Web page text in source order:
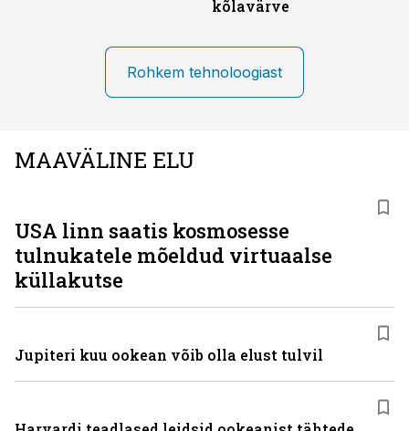
kõlavärve
Rohkem tehnoloogiast
MAAVÄLINE ELU
USA linn saatis kosmosesse
tulnukatele mõeldud virtuaalse
küllakutse
Jupiteri kuu ookean võib olla elust tulvil